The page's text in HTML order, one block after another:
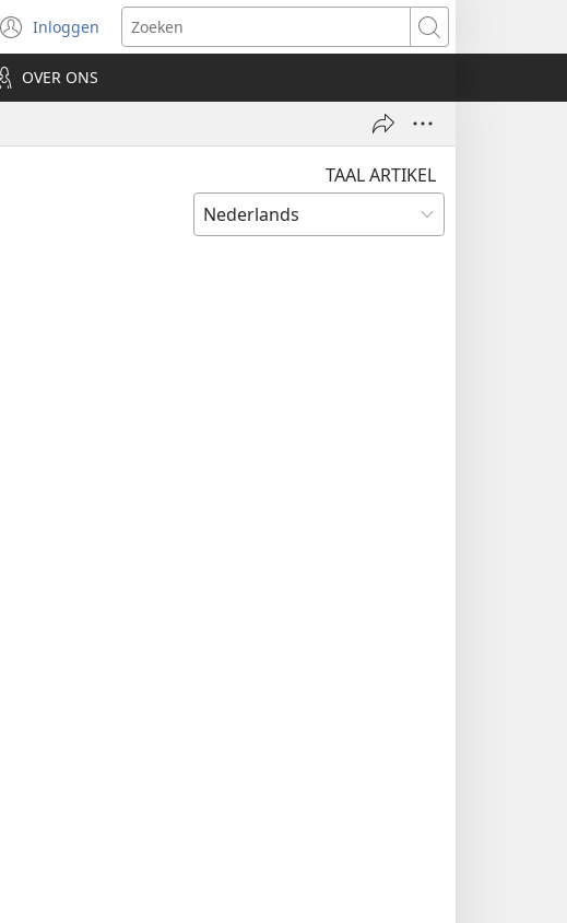
Inloggen
(opent
nieuw
venster)
Zoeken
OVER ONS
TAAL ARTIKEL